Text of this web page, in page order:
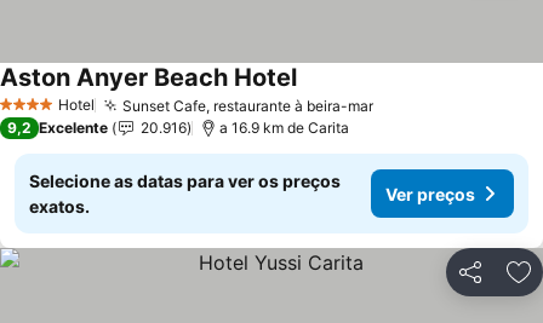
4 EstrelasHotel Sunset Cafe, restaurante à beira-mar
Aston Anyer Beach Hotel
9,2 Excelente 20.916 a 16.9 km de Carita
Selecione as datas para ver os preços
exatos.
Ver preços
Partilhar